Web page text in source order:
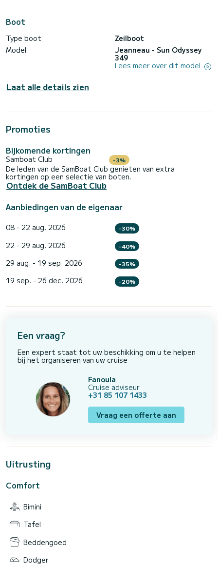
Boot
Type boot
Zeilboot
Model
Jeanneau - Sun Odyssey
349
Lees meer over dit model
Laat alle details zien
Promoties
Bijkomende kortingen
Samboat Club -3%
De leden van de SamBoat Club genieten van extra
kortingen op een selectie van boten.
Ontdek de SamBoat Club
Aanbiedingen van de eigenaar
08 - 22 aug. 2026 -30%
22 - 29 aug. 2026 -40%
29 aug. - 19 sep. 2026 -35%
19 sep. - 26 dec. 2026 -20%
Een vraag?
Een expert staat tot uw beschikking om u te helpen
bij het organiseren van uw cruise
Fanoula
Cruise adviseur
+31 85 107 1433
Vraag een offerte aan
Uitrusting
Comfort
Bimini
Tafel
Beddengoed
Dodger